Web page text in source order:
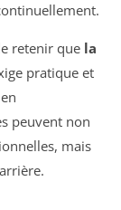
retenir que la
pratique et
en
peuvent non
mais